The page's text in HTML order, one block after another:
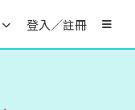
登入／註冊